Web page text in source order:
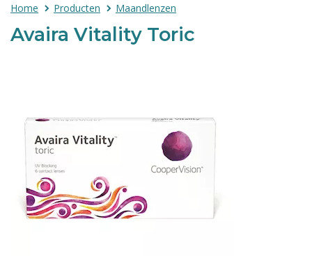
Home Producten Maandlenzen
Avaira Vitality Toric